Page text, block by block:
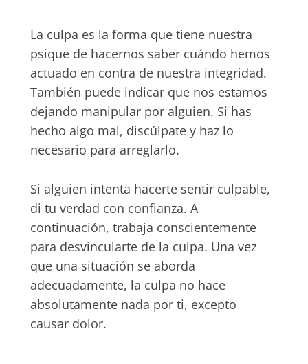
La culpa es la forma que tiene nuestra
psique de hacernos saber cuándo hemos
actuado en contra de nuestra integridad.
También puede indicar que nos estamos
dejando manipular por alguien. Si has
hecho algo mal, discúlpate y haz lo
necesario para arreglarlo.
Si alguien intenta hacerte sentir culpable,
di tu verdad con confianza. A
continuación, trabaja conscientemente
para desvincularte de la culpa. Una vez
que una situación se aborda
adecuadamente, la culpa no hace
absolutamente nada por ti, excepto
causar dolor.